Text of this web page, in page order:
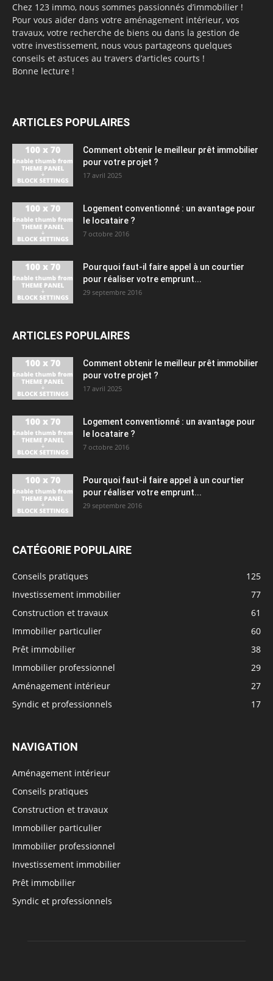
Chez 123 immo, nous sommes passionnés d’immobilier !
Pour vous aider dans votre aménagement intérieur, vos
travaux, votre recherche de biens ou dans la gestion de
votre investissement, nous vous partageons quelques
conseils et astuces au travers d’articles courts !
Bonne lecture !
ARTICLES POPULAIRES
Comment obtenir le meilleur prêt immobilier
pour votre projet ?
17 avril 2025
Logement conventionné : un avantage pour
le locataire ?
7 octobre 2016
Pourquoi faut-il faire appel à un courtier
pour réaliser votre emprunt...
29 septembre 2016
ARTICLES POPULAIRES
Comment obtenir le meilleur prêt immobilier
pour votre projet ?
17 avril 2025
Logement conventionné : un avantage pour
le locataire ?
7 octobre 2016
Pourquoi faut-il faire appel à un courtier
pour réaliser votre emprunt...
29 septembre 2016
CATÉGORIE POPULAIRE
Conseils pratiques
125
Investissement immobilier
77
Construction et travaux
61
Immobilier particulier
60
Prêt immobilier
38
Immobilier professionnel
29
Aménagement intérieur
27
Syndic et professionnels
17
NAVIGATION
Aménagement intérieur
Conseils pratiques
Construction et travaux
Immobilier particulier
Immobilier professionnel
Investissement immobilier
Prêt immobilier
Syndic et professionnels